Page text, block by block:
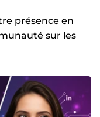
présence en
sur les